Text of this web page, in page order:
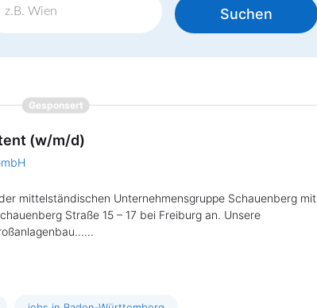
Suchen
Gesponsert{prompt.job}
(w/m/d)
mittelständischen Unternehmensgruppe Schauenberg mit
Straße 15 – 17 bei Freiburg an. Unsere